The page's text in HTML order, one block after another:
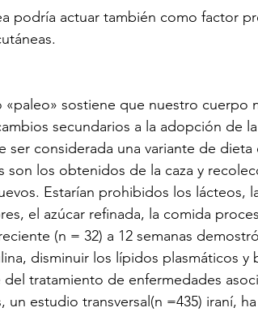
podría actuar también como factor
«paleo» sostiene que nuestro cuerpo
secundarios a la adopción de
ser considerada una variante de
son los obtenidos de la caza y
Estarían prohibidos los lácteos,
el azúcar refinada, la comida
(n = 32) a 12 semanas
disminuir los lípidos plasmáticos
tratamiento de enfermedades
un estudio transversal(n =435) iraní,